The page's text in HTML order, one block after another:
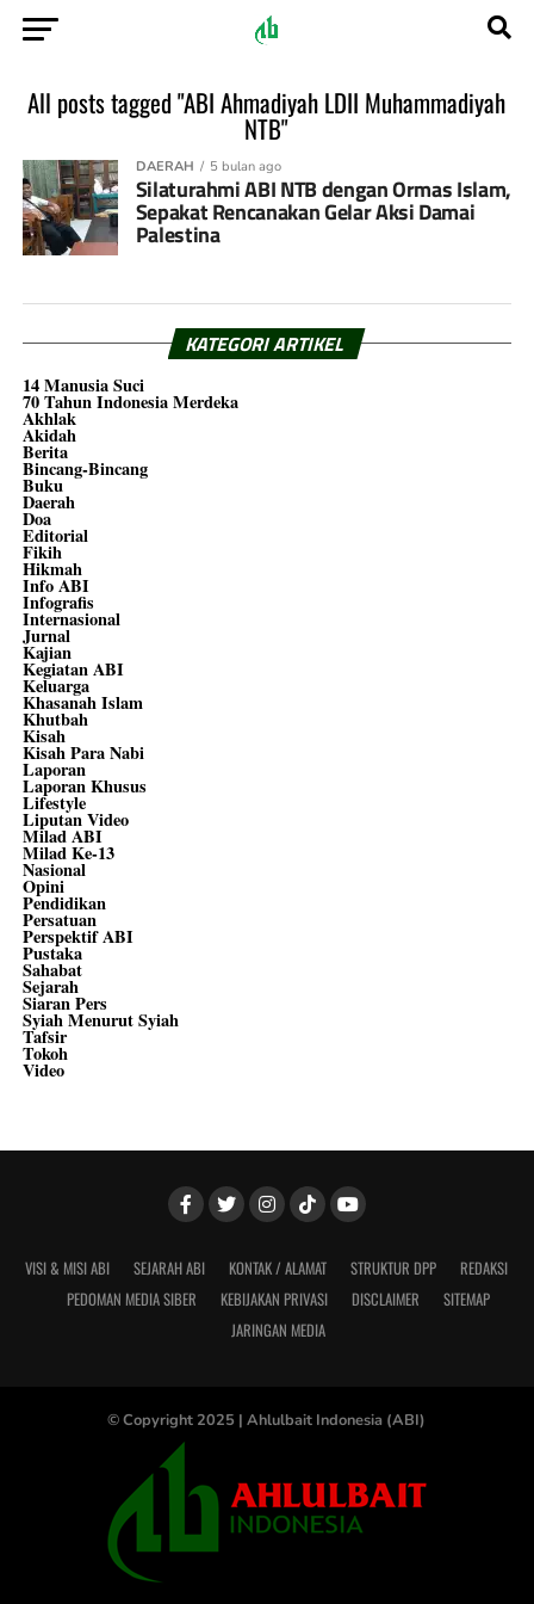
All posts tagged "ABI Ahmadiyah LDII Muhammadiyah
NTB"
DAERAH 5 bulan ago
Silaturahmi ABI NTB dengan Ormas Islam,
Sepakat Rencanakan Gelar Aksi Damai
Palestina
KATEGORI ARTIKEL
14 Manusia Suci
70 Tahun Indonesia Merdeka
Akhlak
Akidah
Berita
Bincang-Bincang
Buku
Daerah
Doa
Editorial
Fikih
Hikmah
Info ABI
Infografis
Internasional
Jurnal
Kajian
Kegiatan ABI
Keluarga
Khasanah Islam
Khutbah
Kisah
Kisah Para Nabi
Laporan
Laporan Khusus
Lifestyle
Liputan Video
Milad ABI
Milad Ke-13
Nasional
Opini
Pendidikan
Persatuan
Perspektif ABI
Pustaka
Sahabat
Sejarah
Siaran Pers
Syiah Menurut Syiah
Tafsir
Tokoh
Video
VISI & MISI ABI SEJARAH ABI KONTAK / ALAMAT STRUKTUR DPP
REDAKSI
PEDOMAN MEDIA SIBER
KEBIJAKAN PRIVASI DISCLAIMER
SITEMAP
JARINGAN MEDIA
© Copyright 2025 | Ahlulbait Indonesia (ABI)